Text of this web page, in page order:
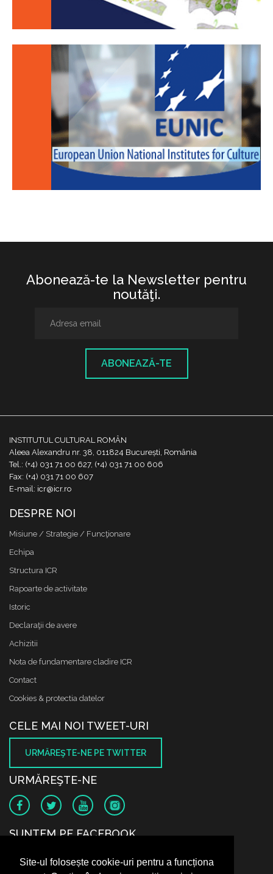
Site-ul folosește cookie-uri pentru a funcționa
Abonează-te la Newsletter pentru
noutăţi.
ABONEAZĂ-TE
INSTITUTUL CULTURAL ROMÂN
Aleea Alexandru nr. 38, 011824 București, România
Tel.: (+4) 031 71 00 627, (+4) 031 71 00 606
Fax: (+4) 031 71 00 607
E-mail: icr@icr.ro
DESPRE NOI
Misiune / Strategie / Funcţionare
Echipa
Structura ICR
Rapoarte de activitate
Istoric
Declaraţii de avere
Achizitii
Nota de fundamentare cladire ICR
Contact
Cookies & protectia datelor
CELE MAI NOI TWEET-URI
URMĂREŞTE-NE PE TWITTER
URMĂREŞTE-NE
SUNTEM PE FACEBOOK